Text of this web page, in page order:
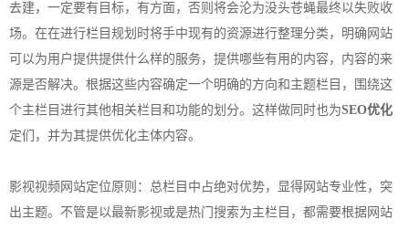
去建，一定要有目标，有方面，否则将会沦为没头苍蝇最终以失败收
场。在在进行栏目规划时将手中现有的资源进行整理分类，明确网站
可以为用户提供提供什么样的服务，提供哪些有用的内容，内容的来
源是否解决。根据这些内容确定一个明确的方向和主题栏目，围绕这
个主栏目进行其他相关栏目和功能的划分。这样做同时也为SEO优化
定们，并为其提供优化主体内容。
影视视频网站定位原则：总栏目中占绝对优势，显得网站专业性，突
出主题。不管是以最新影视或是热门搜索为主栏目，都需要根据网站